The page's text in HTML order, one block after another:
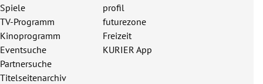
Spiele
TV-Programm
Kinoprogramm
Eventsuche
Partnersuche
Titelseitenarchiv
profil
futurezone
Freizeit
KURIER App